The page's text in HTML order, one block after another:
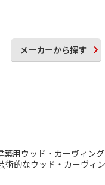
メーカーから探す
用ウッド・カーヴィン
的なウッド・カーヴィ
ります。また要望があれ